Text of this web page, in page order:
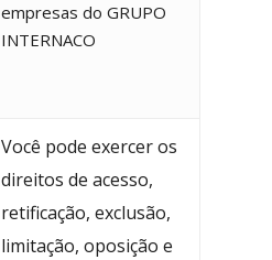
empresas do GRUPO
INTERNACO
Você pode exercer os
direitos de acesso,
retificação, exclusão,
limitação, oposição e